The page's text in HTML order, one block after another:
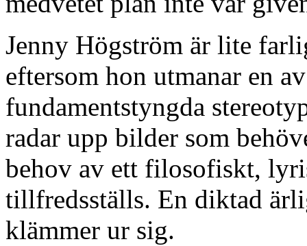
Jenny Högström är lite
eftersom hon utmanar en
fundamentstyngda
radar upp bilder som
behov av ett filosofiskt,
tillfredsställs. En diktad
klämmer ur sig.